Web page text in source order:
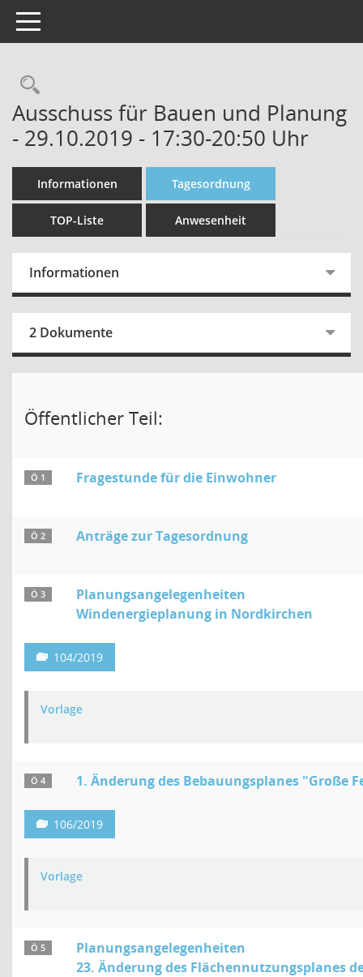
Toggle navigation
Rechercheauswahl
Ausschuss für Bauen und Planung
- 29.10.2019 - 17:30-20:50 Uhr
Informationen Tagesordnung
TOP-Liste Anwesenheit
Informationen
2 Dokumente
Öffentlicher Teil:
Ö 1 Fragestunde für die Einwohner
Ö 2 Anträge zur Tagesordnung
Ö 3
Planungsangelegenheiten
Windenergieplanung in Nordkirchen
104/2019
Vorlage
Ö 4 1. Änderung des Bebauungsplanes "Große
106/2019
Vorlage
Ö 5
Planungsangelegenheiten
23. Änderung des Flächennutzungsplanes